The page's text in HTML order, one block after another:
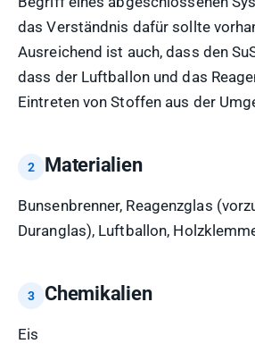
das Verständnis dafür sollte
Ausreichend ist auch, dass den
dass der Luftballon und das
Eintreten von Stoffen aus der
Materialien
Bunsenbrenner, Reagenzglas
Duranglas), Luftballon,
Chemikalien
Eis